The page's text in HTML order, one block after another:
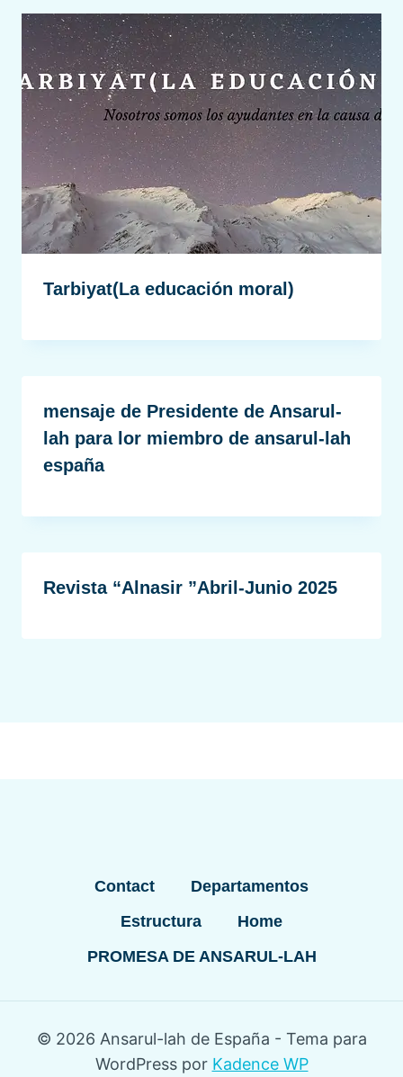
Tarbiyat(La educación moral)
mensaje de Presidente de Ansarul-
lah para lor miembro de ansarul-lah
españa
Revista “Alnasir ”Abril-Junio 2025
Contact
Departamentos
Estructura
Home
PROMESA DE ANSARUL-LAH
© 2026 Ansarul-lah de España - Tema para
WordPress por Kadence WP